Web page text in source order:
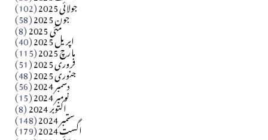
آزاد کشمیر جیسے احتجاج کی ضرورت ہے؟ از،،، ظہیرالدین
جولائی 2025 (102) جون 2025 (58) مئی 2025 (8) اپریل 2025 (40) مارچ 2025 (115) فروری 2025 (51) جنوری 2025 (48) دسمبر 2024 (56) نومبر 2024 (15) اکتوبر 2024 (8) ستمبر 2024 (148) اگست 2024 (179)